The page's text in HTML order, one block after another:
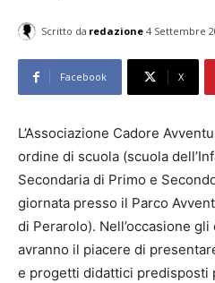
Scritto da redazione 4 Settembre
Facebook X
L’Associazione Cadore
ordine di scuola (scuola
Secondaria di Primo e
giornata presso il Parco
di Perarolo). Nell’occasione
avranno il piacere di
e progetti didattici predisposti